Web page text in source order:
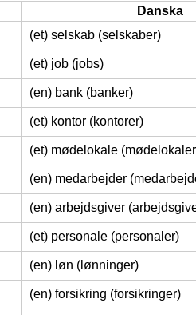
Danska
(et) selskab (selskaber)
(et) job (jobs)
(en) bank (banker)
(et) kontor (kontorer)
(et) mødelokale
(en) medarbejder
(en) arbejdsgiver
(et) personale (personaler)
(en) løn (lønninger)
(en) forsikring (forsikringer)